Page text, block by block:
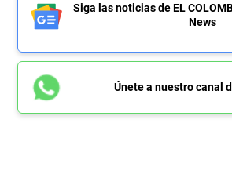
Siga las noticias de EL
News
Únete a nuestro canal